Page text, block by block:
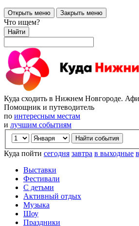
Открыть меню Закрыть меню
Что ищем?
Найти
Куда сходить в Нижнем Новгороде.
Помощник и путеводитель
по интересным местам
и лучшим событиям
Куда пойти сегодня завтра в выходные
Выставки
Фестивали
С детьми
Активный отдых
Музыка
Шоу
Праздники